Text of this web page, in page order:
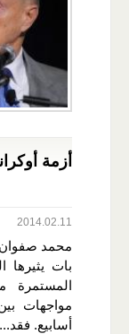
أزمة
2014.02.11
محمد صفوان
بات يثيرها
المستمرة
أسابيع. فقد...